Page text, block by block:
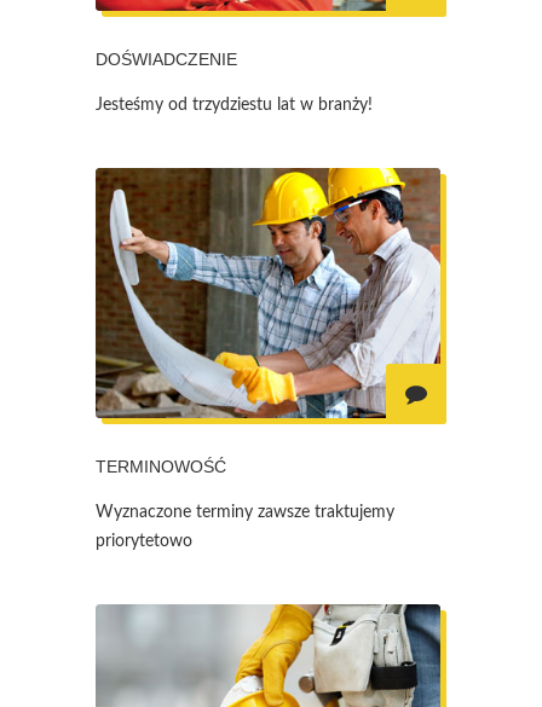
DOŚWIADCZENIE
Jesteśmy od trzydziestu lat w branży!
TERMINOWOŚĆ
Wyznaczone terminy zawsze traktujemy
priorytetowo